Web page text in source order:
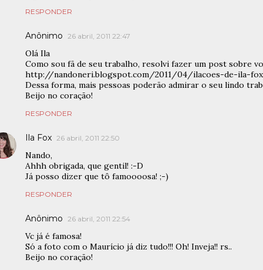
RESPONDER
Anônimo 26 abril, 2011 22:47
Olá Ila
Como sou fã de seu trabalho, resolvi fazer um post sobre
http://nandoneri.blogspot.com/2011/04/ilacoes-de-ila-
Dessa forma, mais pessoas poderão admirar o seu lindo
Beijo no coração!
RESPONDER
Ila Fox 26 abril, 2011 22:50
Nando,
Ahhh obrigada, que gentil! :-D
Já posso dizer que tô famoooosa! ;-)
RESPONDER
Anônimo 26 abril, 2011 22:54
Vc já é famosa!
Só a foto com o Maurício já diz tudo!!! Oh! Inveja!! rs..
Beijo no coração!